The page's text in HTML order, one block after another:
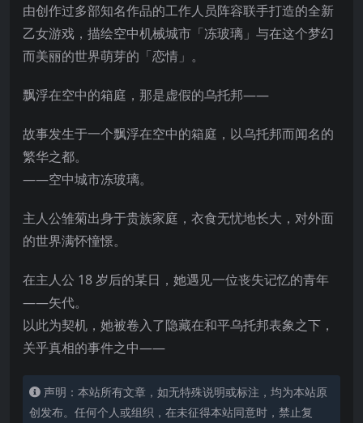
由创作过多部知名作品的工作人员阵容联手打造的全新
乙女游戏，描绘空中机械城市「冻玻璃」与在这个梦幻
而美丽的世界萌芽的「恋情」。
飘浮在空中的箱庭，那是虚假的乌托邦——
故事发生于一个飘浮在空中的箱庭，以乌托邦而闻名的
繁华之都。
——空中城市冻玻璃。
主人公雏菊出身于贵族家庭，衣食无忧地长大，对外面
的世界满怀憧憬。
在主人公 18 岁后的某日，她遇见一位丧失记忆的青年
——矢代。
以此为契机，她被卷入了隐藏在和平乌托邦表象之下，
关乎真相的事件之中——
声明：本站所有文章，如无特殊说明或标注，均为本站原
创发布。任何个人或组织，在未征得本站同意时，禁止复